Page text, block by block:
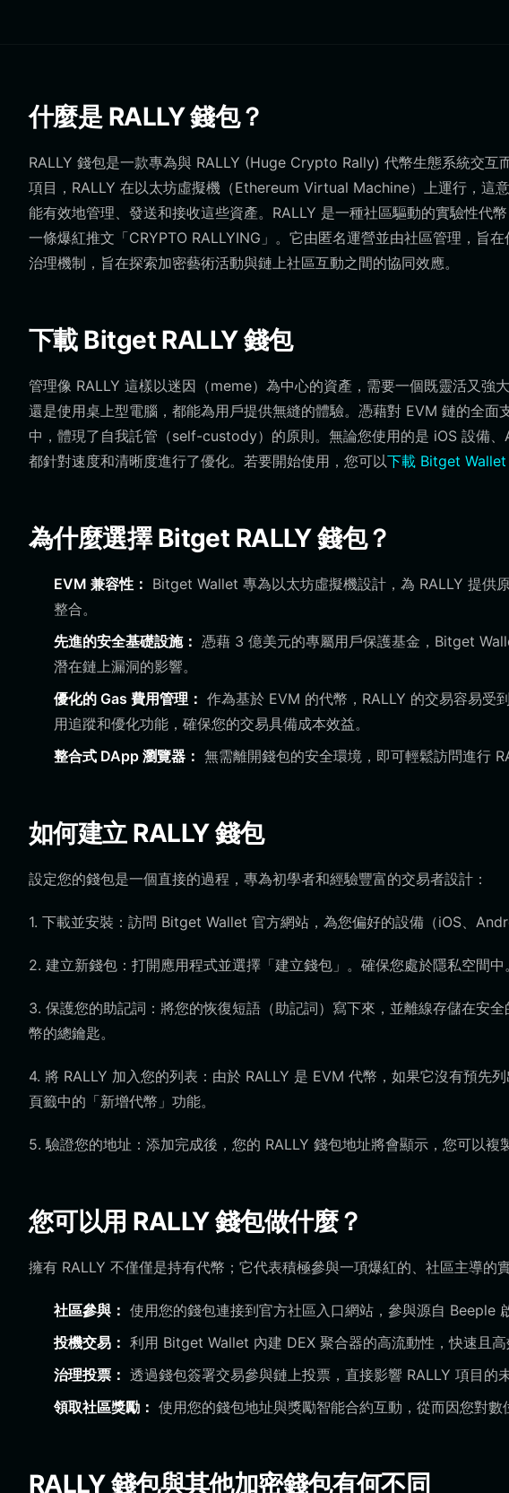
什麼是 RALLY 錢包？
RALLY 錢包是一款專為與 RALLY (Huge Crypto Rally) 代幣生態系統交互
項目，RALLY 在以太坊虛擬機（Ethereum Virtual Machine）上運行，這
能有效地管理、發送和接收這些資產。RALLY 是一種社區驅動的實驗性
一條爆紅推文「CRYPTO RALLYING」。它由匿名運營並由社區管理，旨
治理機制，旨在探索加密藝術活動與鏈上社區互動之間的協同效應。
下載 Bitget RALLY 錢包
管理像 RALLY 這樣以迷因（meme）為中心的資產，需要一個既靈活又強
還是使用桌上型電腦，都能為用戶提供無縫的體驗。憑藉對 EVM 鏈的全
中，體現了自我託管（self-custody）的原則。無論您使用的是 iOS 設備
都針對速度和清晰度進行了優化。若要開始使用，您可以下載 Bitget Wallet
為什麼選擇 Bitget RALLY 錢包？
EVM 兼容性： Bitget Wallet 專為以太坊虛擬機設計，為 RALLY 提供
整合。
先進的安全基礎設施： 憑藉 3 億美元的專屬用戶保護基金，Bitget
潛在鏈上漏洞的影響。
優化的 Gas 費用管理： 作為基於 EVM 的代幣，RALLY 的交易容易
用追蹤和優化功能，確保您的交易具備成本效益。
整合式 DApp 瀏覽器： 無需離開錢包的安全環境，即可輕鬆訪問進行
如何建立 RALLY 錢包
設定您的錢包是一個直接的過程，專為初學者和經驗豐富的交易者設計：
1. 下載並安裝：訪問 Bitget Wallet 官方網站，為您偏好的設備（iOS、
2. 建立新錢包：打開應用程式並選擇「建立錢包」。確保您處於隱私空間中。
3. 保護您的助記詞：將您的恢復短語（助記詞）寫下來，並離線存儲在安
幣的總鑰匙。
4. 將 RALLY 加入您的列表：由於 RALLY 是 EVM 代幣，如果它沒有預先
頁籤中的「新增代幣」功能。
5. 驗證您的地址：添加完成後，您的 RALLY 錢包地址將會顯示，您可以複
您可以用 RALLY 錢包做什麼？
擁有 RALLY 不僅僅是持有代幣；它代表積極參與一項爆紅的、社區主導的
社區參與： 使用您的錢包連接到官方社區入口網站，參與源自 Beeple
投機交易： 利用 Bitget Wallet 內建 DEX 聚合器的高流動性，快速且高
治理投票： 透過錢包簽署交易參與鏈上投票，直接影響 RALLY 項目的
領取社區獎勵： 使用您的錢包地址與獎勵智能合約互動，從而因您對數
RALLY 錢包與其他加密錢包有何不同